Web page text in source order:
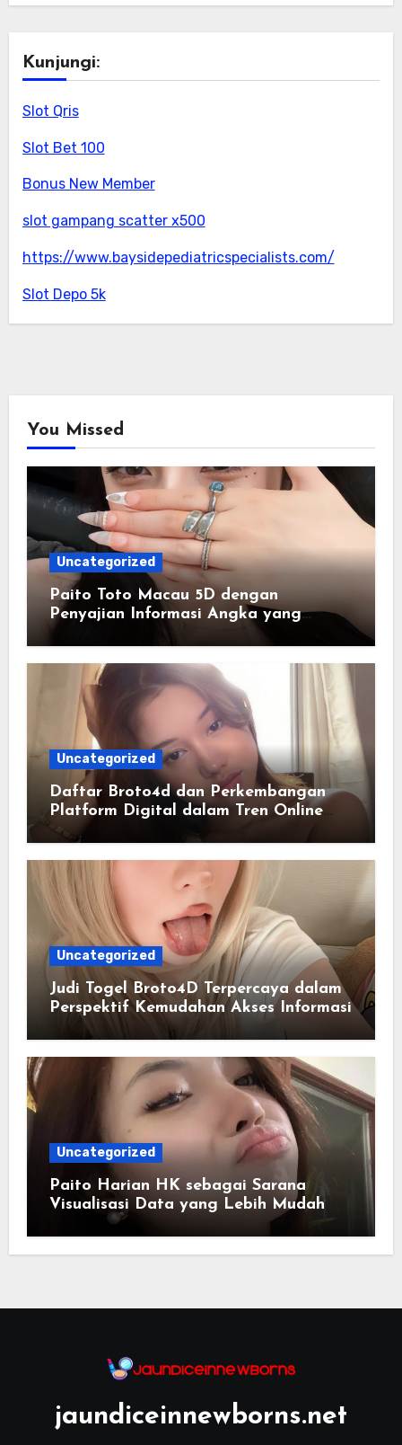
Kunjungi:
Slot Qris
Slot Bet 100
Bonus New Member
slot gampang scatter x500
https://www.baysidepediatricspecialists.com/
Slot Depo 5k
You Missed
Uncategorized
Paito Toto Macau 5D dengan
Penyajian Informasi Angka yang
Lengkap dan Terstruktur
Uncategorized
Daftar Broto4d dan Perkembangan
Platform Digital dalam Tren Online
Masa Kini
Uncategorized
Judi Togel Broto4D Terpercaya dalam
Perspektif Kemudahan Akses Informasi
Uncategorized
Paito Harian HK sebagai Sarana
Visualisasi Data yang Lebih Mudah
Dipahami
jaundiceinnewborns.net